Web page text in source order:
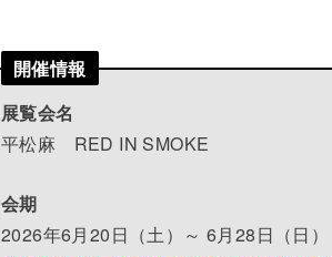
開催情報
展覧会名
平松麻 RED IN SMOKE
会期
2026年6月20日（土）～ 6月28日（日）